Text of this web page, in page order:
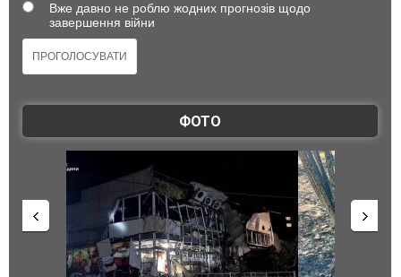
Вже давно не роблю жодних прогнозів щодо
завершення війни
ФОТО